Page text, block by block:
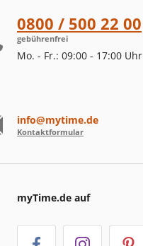
0800 / 500 22 00
gebührenfrei
Mo. - Fr.: 09:00 - 17:00 Uhr
info@mytime.de
Kontaktformular
myTime.de auf